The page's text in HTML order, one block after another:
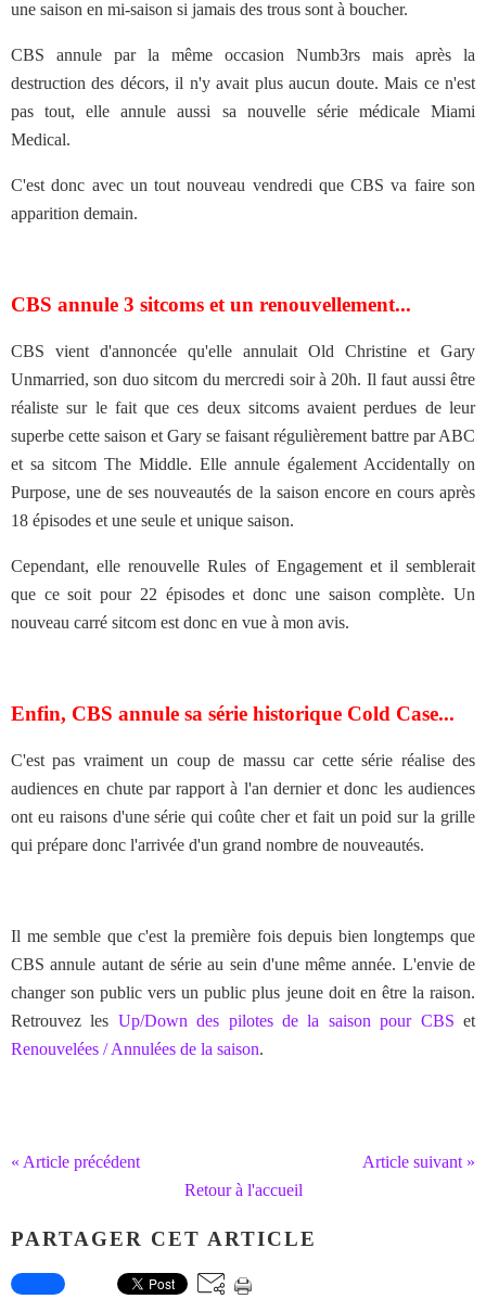
une saison en mi-saison si jamais des trous sont à boucher.
CBS annule par la même occasion Numb3rs mais après la
destruction des décors, il n'y avait plus aucun doute. Mais ce n'est
pas tout, elle annule aussi sa nouvelle série médicale Miami
Medical.
C'est donc avec un tout nouveau vendredi que CBS va faire son
apparition demain.
CBS annule 3 sitcoms et un renouvellement...
CBS vient d'annoncée qu'elle annulait Old Christine et Gary
Unmarried, son duo sitcom du mercredi soir à 20h. Il faut aussi être
réaliste sur le fait que ces deux sitcoms avaient perdues de leur
superbe cette saison et Gary se faisant régulièrement battre par ABC
et sa sitcom The Middle. Elle annule également Accidentally on
Purpose, une de ses nouveautés de la saison encore en cours après
18 épisodes et une seule et unique saison.
Cependant, elle renouvelle Rules of Engagement et il semblerait
que ce soit pour 22 épisodes et donc une saison complète. Un
nouveau carré sitcom est donc en vue à mon avis.
Enfin, CBS annule sa série historique Cold Case...
C'est pas vraiment un coup de massu car cette série réalise des
audiences en chute par rapport à l'an dernier et donc les audiences
ont eu raisons d'une série qui coûte cher et fait un poid sur la grille
qui prépare donc l'arrivée d'un grand nombre de nouveautés.
Il me semble que c'est la première fois depuis bien longtemps que
CBS annule autant de série au sein d'une même année. L'envie de
changer son public vers un public plus jeune doit en être la raison.
Retrouvez les Up/Down des pilotes de la saison pour CBS et
Renouvelées / Annulées de la saison.
« Article précédent
Article suivant »
Retour à l'accueil
PARTAGER CET ARTICLE